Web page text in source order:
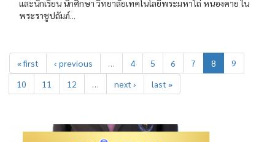
และนักเรียน นักศึกษา วิทยาลัยเทคโนโลยีพระมหาไถ่ หนองคาย ใน
พระราชูปถัมภ์...
« first ‹ previous … 4 5 6 7 8
9
10
11 12 … next › last »